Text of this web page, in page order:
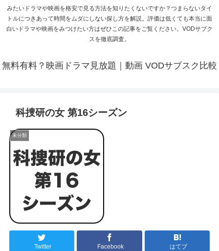
みたいドラマや映画を格安で見る方法を知りたくないですか？つまらないタイ
トルにつきあって時間をムダにしない探し方を解説。評価は低くても本当に面
白いドラマや映画をみつけたい方はぜひこの記事をご覧ください。VODサブク
スを徹底調査。
無料有料？映画ドラマ見放題｜動画 VODサブスク比較
科捜研の女 第16シーズン
未分類
Twitter Facebook はてブ